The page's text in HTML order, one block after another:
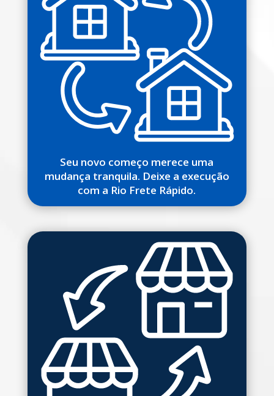
Seu novo começo merece uma
mudança tranquila. Deixe a execução
com a Rio Frete Rápido.